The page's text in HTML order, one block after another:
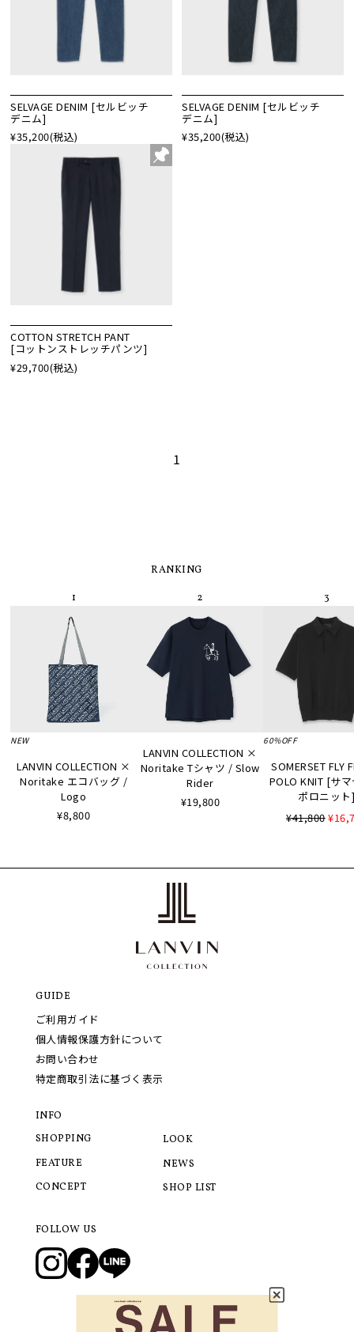
SELVAGE DENIM [セルビッチ
デニム]
¥35,200(税込)
SELVAGE DENIM [セルビッチ
デニム]
¥35,200(税込)
COTTON STRETCH PANT
[コットンストレッチパンツ]
¥29,700(税込)
1
RANKING
NEW
LANVIN COLLECTION ×
Noritake エコバッグ /
Logo
¥8,800
LANVIN COLLECTION ×
Noritake Tシャツ / Slow
Rider
¥19,800
60%OFF
SOMERSET FLY
POLO KNIT [サ
ポロニッ
¥41,800
GUIDE
ご利用ガイド
個人情報保護方針について
お問い合わせ
特定商取引法に基づく表示
INFO
SHOPPING
FEATURE
CONCEPT
LOOK
NEWS
SHOP LIST
FOLLOW US